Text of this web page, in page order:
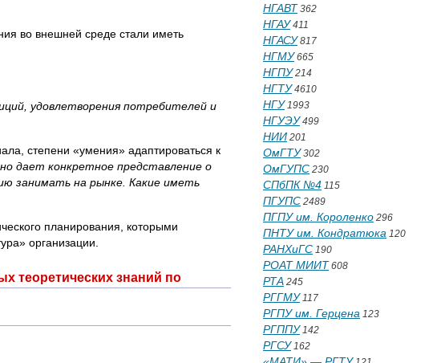
во внешней среде стали иметь
удовлетворения потребителей и
степени «умения» адаптироваться к
дает конкретное представление о
занимать на рынке. Какие иметь
планирования, которыми
организации.
теоретических знаний по
НГАВТ 362
НГАУ411
НГАСУ817
НГМУ665
НГПУ214
НГТУ4610
НГУ1993
НГУЭУ499
НИИ 201
ОмГТУ302
ОмГУПС 230
СПбПК №4 115
ПГУПС 2489
ПГПУ им. Короленко 296
ПНТУ им. Кондратюка 120
РАНХиГС 190
РОАТ МИИТ 608
РТА 245
РГГМУ117
РГПУ им. Герцена 123
РГППУ142
РГСУ162